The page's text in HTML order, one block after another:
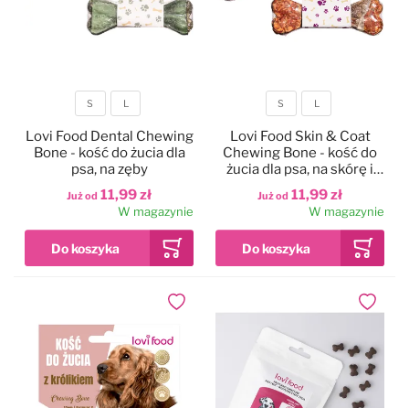
Rozmiar
S L
Już od 11,99 zł
Lovi Food Dental Chewing
Bone - kość do żucia dla
psa, na zęby
W magazynie
Rozmiar
S L
Już od 11,99 zł
Lovi Food Skin & Coat
Chewing Bone - kość do
żucia dla psa, na skórę i
sierść
W magazynie
Dodaj do ulubionych Dodaj